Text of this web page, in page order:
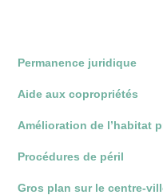
Permanence juridique
Aide aux copropriétés
Amélioration de l’habitat
Procédures de péril
Gros plan sur le centre-